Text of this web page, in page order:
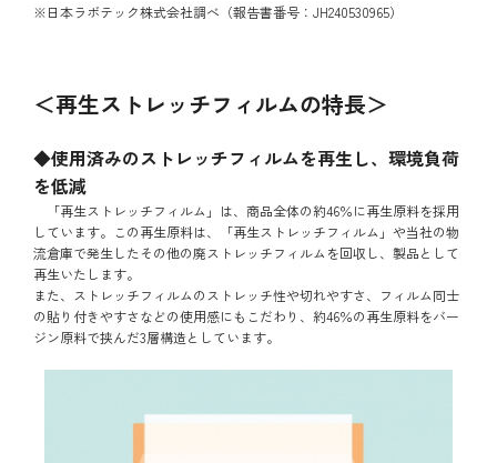
※日本ラボテック株式会社調べ（報告書番号：JH240530965）
＜再生ストレッチフィルムの特長＞
◆使用済みのストレッチフィルムを再生し、環境負荷
を低減
「再生ストレッチフィルム」は、商品全体の約46％に再生原料を採用
しています。この再生原料は、「再生ストレッチフィルム」や当社の物
流倉庫で発生したその他の廃ストレッチフィルムを回収し、製品として
再生いたします。
また、ストレッチフィルムのストレッチ性や切れやすさ、フィルム同士
の貼り付きやすさなどの使用感にもこだわり、約46％の再生原料をバー
ジン原料で挟んだ3層構造としています。